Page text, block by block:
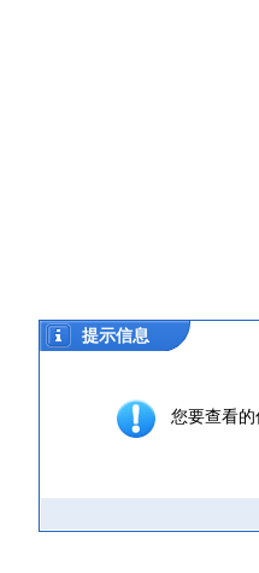
提示信息
您要查看